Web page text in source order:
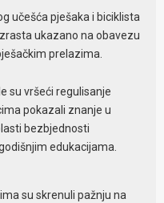
učešća pješaka i biciklista
ukazano na obavezu
prelazima.
su vršeći regulisanje
pokazali znanje u
bezbjednosti
edukacijama.
su skrenuli pažnju na